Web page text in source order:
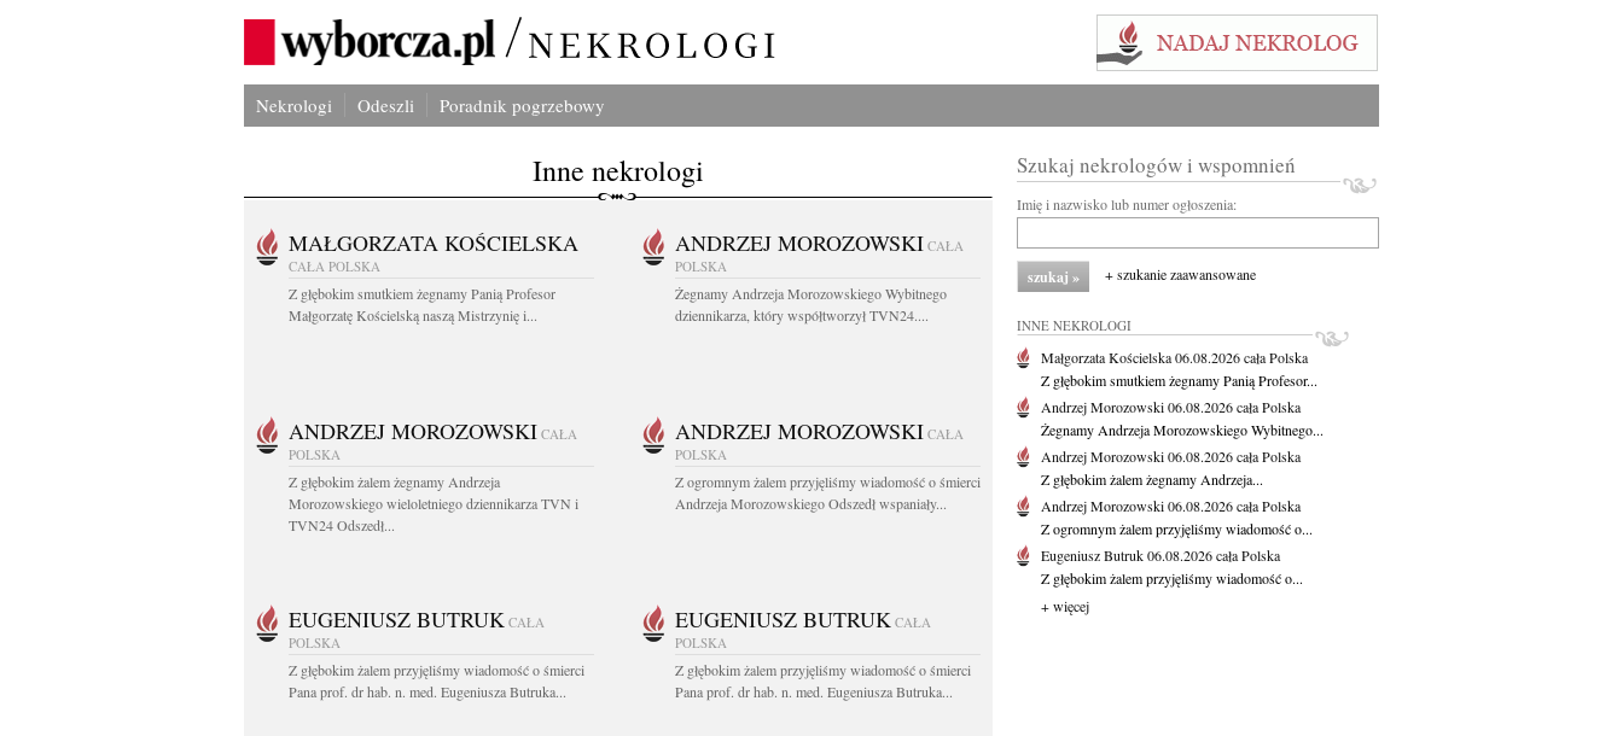
Nekrologi Odeszli Poradnik pogrzebowy
Inne nekrologi
MAŁGORZATA KOŚCIELSKA
CAŁA POLSKA
Z głębokim smutkiem żegnamy Panią Profesor
Małgorzatę Kościelską naszą Mistrzynię i...
ANDRZEJ MOROZOWSKI CAŁA
POLSKA
Żegnamy Andrzeja Morozowskiego Wybitnego
dziennikarza, który współtworzył TVN24....
ANDRZEJ MOROZOWSKI CAŁA
POLSKA
Z głębokim żalem żegnamy Andrzeja
Morozowskiego wieloletniego dziennikarza TVN i
TVN24 Odszedł...
ANDRZEJ MOROZOWSKI CAŁA
POLSKA
Z ogromnym żalem przyjęliśmy wiadomość o śmierci
Andrzeja Morozowskiego Odszedł wspaniały...
EUGENIUSZ BUTRUK CAŁA
POLSKA
Z głębokim żalem przyjęliśmy wiadomość o śmierci
Pana prof. dr hab. n. med. Eugeniusza Butruka...
EUGENIUSZ BUTRUK CAŁA
POLSKA
Z głębokim żalem przyjęliśmy wiadomość o śmierci
Pana prof. dr hab. n. med. Eugeniusza Butruka...
Szukaj nekrologów i wspomnień
Imię i nazwisko lub numer ogłoszenia:
+ szukanie zaawansowane
INNE NEKROLOGI
Małgorzata Kościelska06.08.2026cała Polska
Z głębokim smutkiem żegnamy Panią Profesor...
Andrzej Morozowski06.08.2026cała Polska
Żegnamy Andrzeja Morozowskiego Wybitnego...
Andrzej Morozowski06.08.2026cała Polska
Z głębokim żalem żegnamy Andrzeja...
Andrzej Morozowski06.08.2026cała Polska
Z ogromnym żalem przyjęliśmy wiadomość o...
Eugeniusz Butruk06.08.2026cała Polska
Z głębokim żalem przyjęliśmy wiadomość o...
+ więcej